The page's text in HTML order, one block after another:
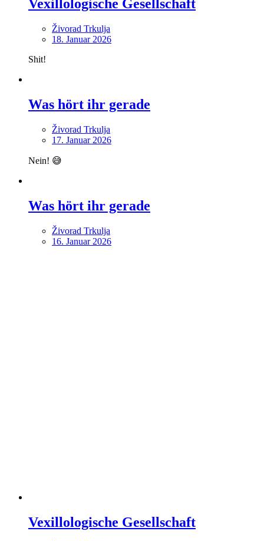
Vexillologische Gesellschaft
Živorad Trkulja
18. Januar 2026
Shit!
Was hört ihr gerade
Živorad Trkulja
17. Januar 2026
Nein! 😅
Was hört ihr gerade
Živorad Trkulja
16. Januar 2026
Vexillologische Gesellschaft